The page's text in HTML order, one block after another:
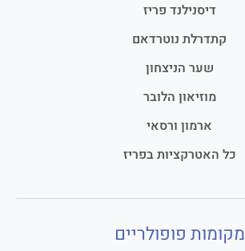
דיסנילנד פריז
קתדרלת נוטרדאם
שער הניצחון
מוזיאון הלובר
ארמון ורסאי
כל האטרקציות בפריז
מקומות פופולריים